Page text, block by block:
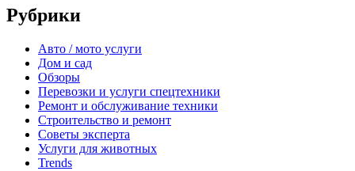
Рубрики
Авто / мото услуги
Дом и сад
Обзоры
Перевозки и услуги спецтехники
Ремонт и обслуживание техники
Строительство и ремонт
Советы эксперта
Услуги для животных
Trends